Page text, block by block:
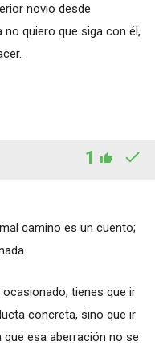
novio desde
quiero que siga con él,
1
camino es un cuento;
tienes que ir
concreta, sino que ir
esa aberración no se